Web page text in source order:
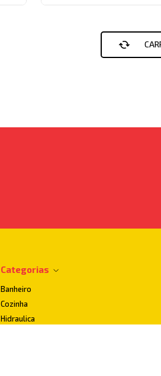
Categorias
Banheiro
Cozinha
Hidraulica